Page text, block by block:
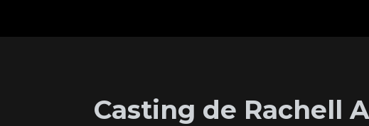
Casting de Rachell